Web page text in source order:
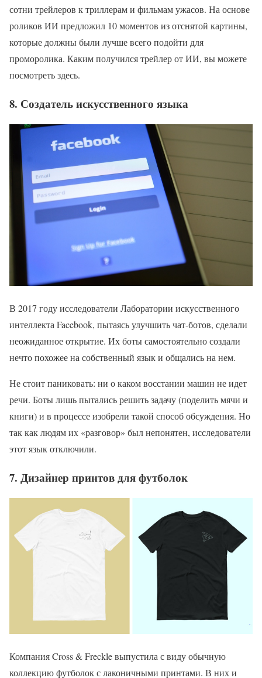
сотни трейлеров к триллерам и фильмам ужасов. На основе
роликов ИИ предложил 10 моментов из отснятой картины,
которые должны были лучше всего подойти для
проморолика. Каким получился трейлер от ИИ, вы можете
посмотреть здесь.
8. Создатель искусственного языка
В 2017 году исследователи Лаборатории искусственного
интеллекта Facebook, пытаясь улучшить чат-ботов, сделали
неожиданное открытие. Их боты самостоятельно создали
нечто похожее на собственный язык и общались на нем.
Не стоит паниковать: ни о каком восстании машин не идет
речи. Боты лишь пытались решить задачу (поделить мячи и
книги) и в процессе изобрели такой способ обсуждения. Но
так как людям их «разговор» был непонятен, исследователи
этот язык отключили.
7. Дизайнер принтов для футболок
Компания Cross & Freckle выпустила с виду обычную
коллекцию футболок с лаконичными принтами. В них и